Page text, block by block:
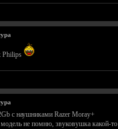
Рhilips
с наушниками Razer Moray+
не помню, звуковушка какой-